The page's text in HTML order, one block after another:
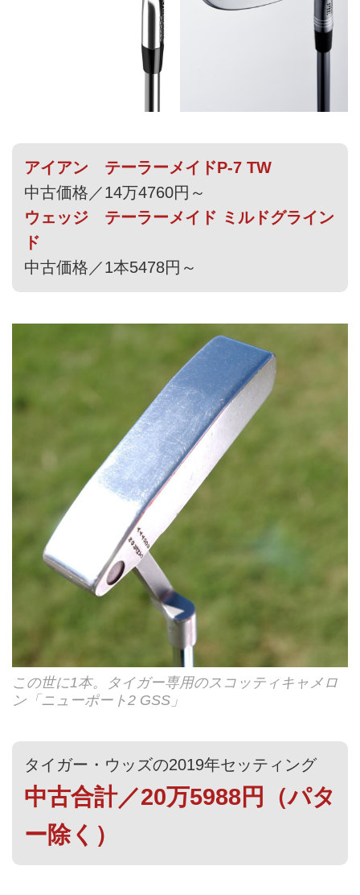
アイアン テーラーメイドP-7 TW
中古価格／14万4760円～
ウェッジ テーラーメイド ミルドグライン
ド
中古価格／1本5478円～
この世に1本。タイガー専用のスコッティキャメロ
ン「ニューポート2 GSS」
タイガー・ウッズの2019年セッティング
中古合計／20万5988円（パタ
ー除く）